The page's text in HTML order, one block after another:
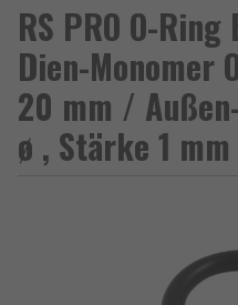
RS PRO O-
Dien-Monomer
20 mm /
ø , Stärke 1 mm